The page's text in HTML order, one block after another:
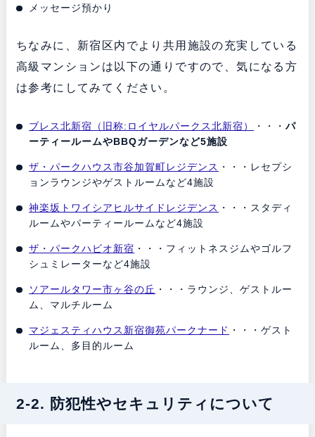
メッセージ預かり
ちなみに、新宿区内でより共用施設の充実している
高級マンションは以下の通りですので、気になる方
は参考にしてみてください。
ブレス北新宿（旧称:ロイヤルパークス北新宿） ・・・パ
ーティールームやBBQガーデンなど5施設
ザ・パークハウス市谷加賀町レジデンス ・・・レセプシ
ョンラウンジやゲストルームなど4施設
神楽坂トワイシアヒルサイドレジデンス ・・・スタディ
ルームやパーティールームなど4施設
ザ・パークハビオ新宿 ・・・フィットネスジムやゴルフ
シュミレーターなど4施設
ソアールタワー市ヶ谷の丘 ・・・ラウンジ、ゲストルー
ム、マルチルーム
マジェスティハウス新宿御苑パークナード ・・・ゲスト
ルーム、多目的ルーム
2-2. 防犯性やセキュリティについて